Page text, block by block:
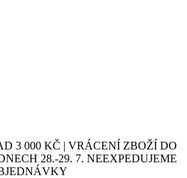
3 000 KČ | VRÁCENÍ ZBOŽÍ DO
28.-29. 7. NEEXPEDUJEME